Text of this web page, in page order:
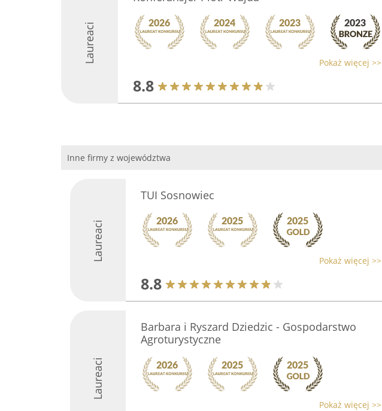
Laureaci Pokaż więcej >>
8.8
Inne firmy z województwa
Laureaci
TUI Sosnowiec
Pokaż więcej >>
8.8
Laureaci
Barbara i Ryszard Dziedzic - Gospodarstwo
Agroturystyczne
Pokaż więcej >>